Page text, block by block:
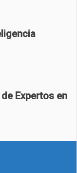
Expertos en